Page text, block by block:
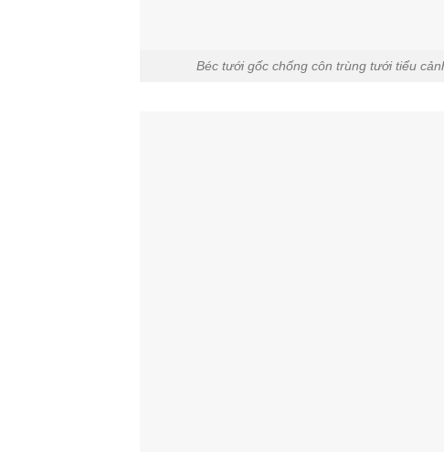
Béc tưới gốc chống côn trùng tưới tiểu